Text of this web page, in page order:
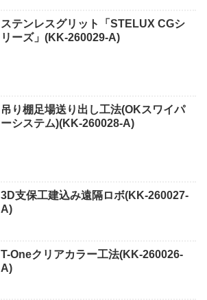
ステンレスグリット「STELUX CGシ
リーズ」(KK-260029-A)
吊り棚足場送り出し工法(OKスワイパ
ーシステム)(KK-260028-A)
3D支保工建込み遠隔ロボ(KK-260027-
A)
T-Oneクリアカラー工法(KK-260026-
A)